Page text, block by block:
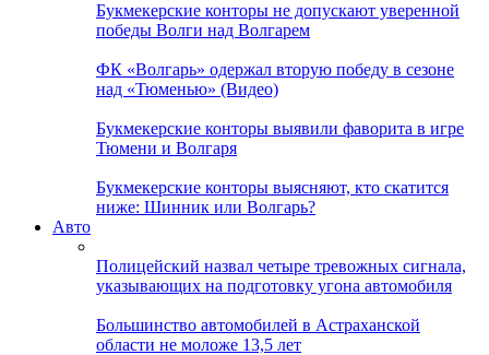
Букмекерские конторы не допускают уверенной
победы Волги над Волгарем
ФК «Волгарь» одержал вторую победу в сезоне
над «Тюменью» (Видео)
Букмекерские конторы выявили фаворита в игре
Тюмени и Волгаря
Букмекерские конторы выясняют, кто скатится
ниже: Шинник или Волгарь?
Авто
Полицейский назвал четыре тревожных сигнала,
указывающих на подготовку угона автомобиля
Большинство автомобилей в Астраханской
области не моложе 13,5 лет